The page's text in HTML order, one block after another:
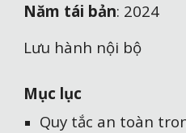
Năm tái bản: 2024
Lưu hành nội bộ
Mục lục
Quy tắc an toàn